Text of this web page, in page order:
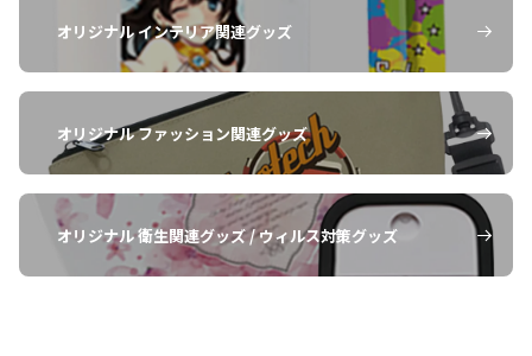
オリジナル インテリア関連グッズ
オリジナル ファッション関連グッズ
オリジナル 衛生関連グッズ / ウィルス対策グッズ